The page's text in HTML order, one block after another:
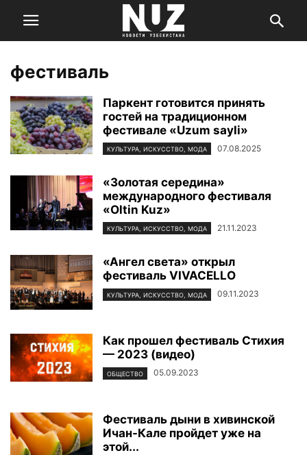
фестиваль
Паркент готовится принять
гостей на традиционном
фестивале «Uzum sayli»
КУЛЬТУРА, ИСКУССТВО, МОДА 07.08.2025
«Золотая середина»
международного фестиваля
«Oltin Kuz»
КУЛЬТУРА, ИСКУССТВО, МОДА 21.11.2023
«Ангел света» открыл
фестиваль VIVACELLO
КУЛЬТУРА, ИСКУССТВО, МОДА 09.11.2023
Как прошел фестиваль Стихия
— 2023 (видео)
ОБЩЕСТВО 05.09.2023
Фестиваль дыни в хивинской
Ичан-Кале пройдет уже на
этой...